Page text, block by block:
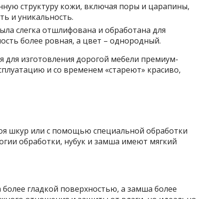
структуру кожи, включая поры и царапины,
и уникальность.
слегка отшлифована и обработана для
более ровная, а цвет – однородный.
для изготовления дорогой мебели премиум-
и со временем «стареют» красиво,
шкур или с помощью специальной обработки
обработки, нубук и замша имеют мягкий
более гладкой поверхностью, а замша более